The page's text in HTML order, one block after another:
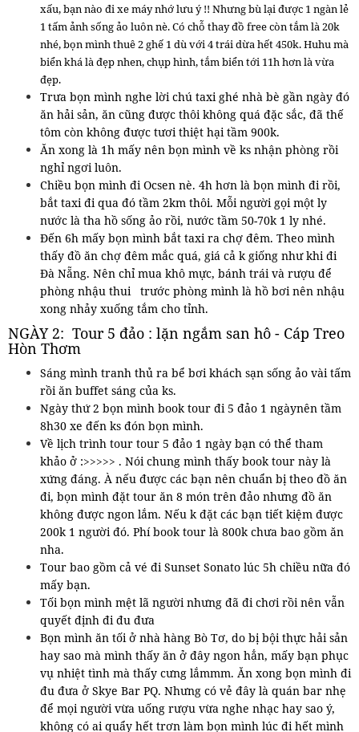
xấu, bạn nào đi xe máy nhớ lưu ý !! Nhưng bù lại được 1 ngàn lẻ
1 tấm ảnh sống ảo luôn nè. Có chỗ thay đồ free còn tắm là 20k
nhé, bọn mình thuê 2 ghế 1 dù với 4 trái dừa hết 450k. Huhu mà
biển khá là đẹp nhen, chụp hình, tắm biển tới 11h hơn là vừa
đẹp.
Trưa bọn mình nghe lời chú taxi ghé nhà bè gần ngày đó
ăn hải sản, ăn cũng được thôi không quá đặc sắc, đã thế
tôm còn không được tươi thiệt hại tầm 900k.
Ăn xong là 1h mấy nên bọn mình về ks nhận phòng rồi
nghỉ ngơi luôn.
Chiều bọn mình đi Ocsen nè. 4h hơn là bọn mình đi rồi,
bắt taxi đi qua đó tầm 2km thôi. Mỗi người gọi một ly
nước là tha hồ sống ảo rồi, nước tầm 50-70k 1 ly nhé.
Đến 6h mấy bọn mình bắt taxi ra chợ đêm. Theo mình
thấy đồ ăn chợ đêm mắc quá, giá cả k giống như khi đi
Đà Nẵng. Nên chỉ mua khô mực, bánh trái và rượu để
phòng nhậu thui trước phòng mình là hồ bơi nên nhậu
xong nhảy xuống tắm cho tỉnh.
NGÀY 2: Tour 5 đảo : lặn ngắm san hô - Cáp Treo
Hòn Thơm
Sáng mình tranh thủ ra bể bơi khách sạn sống ảo vài tấm
rồi ăn buffet sáng của ks.
Ngày thứ 2 bọn mình book tour đi 5 đảo 1 ngàynên tầm
8h30 xe đến ks đón bọn mình.
Về lịch trình tour tour 5 đảo 1 ngày bạn có thể tham
khảo ở :>>>>> . Nói chung mình thấy book tour này là
xứng đáng. À nếu được các bạn nên chuẩn bị theo đồ ăn
đi, bọn mình đặt tour ăn 8 món trên đảo nhưng đồ ăn
không được ngon lắm. Nếu k đặt các bạn tiết kiệm được
200k 1 người đó. Phí book tour là 800k chưa bao gồm ăn
nha.
Tour bao gồm cả vé đi Sunset Sonato lúc 5h chiều nữa đó
mấy bạn.
Tối bọn mình mệt lã người nhưng đã đi chơi rồi nên vẫn
quyết định đi đu đưa
Bọn mình ăn tối ở nhà hàng Bò Tơ, do bị bội thực hải sản
hay sao mà mình thấy ăn ở đây ngon hẳn, mấy bạn phục
vụ nhiệt tình mà thấy cưng lắmmm. Ăn xong bọn mình đi
đu đưa ở Skye Bar PQ. Nhưng có vẻ đây là quán bar nhẹ
để mọi người vừa uống rượu vừa nghe nhạc hay sao ý,
không có ai quẩy hết trơn làm bọn mình lúc đi hết mình